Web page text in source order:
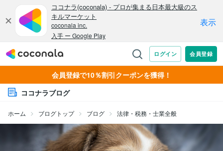
会員登録で10％割引クーポンを獲得！
ココナラブログ
ホーム ブログトップ ブログ 法律・税務・士業全般